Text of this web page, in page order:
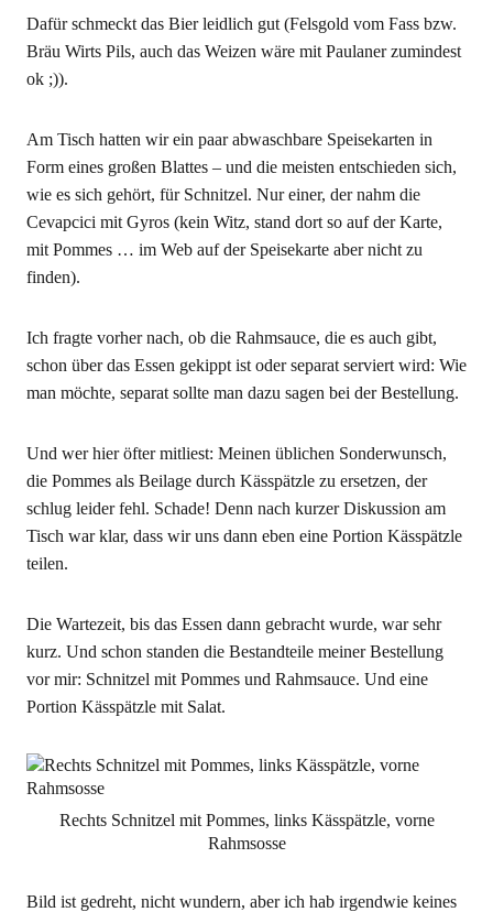
Dafür schmeckt das Bier leidlich gut (Felsgold vom Fass bzw.
Bräu Wirts Pils, auch das Weizen wäre mit Paulaner zumindest
ok ;)).
Am Tisch hatten wir ein paar abwaschbare Speisekarten in
Form eines großen Blattes – und die meisten entschieden sich,
wie es sich gehört, für Schnitzel. Nur einer, der nahm die
Cevapcici mit Gyros (kein Witz, stand dort so auf der Karte,
mit Pommes … im Web auf der Speisekarte aber nicht zu
finden).
Ich fragte vorher nach, ob die Rahmsauce, die es auch gibt,
schon über das Essen gekippt ist oder separat serviert wird: Wie
man möchte, separat sollte man dazu sagen bei der Bestellung.
Und wer hier öfter mitliest: Meinen üblichen Sonderwunsch,
die Pommes als Beilage durch Kässpätzle zu ersetzen, der
schlug leider fehl. Schade! Denn nach kurzer Diskussion am
Tisch war klar, dass wir uns dann eben eine Portion Kässpätzle
teilen.
Die Wartezeit, bis das Essen dann gebracht wurde, war sehr
kurz. Und schon standen die Bestandteile meiner Bestellung
vor mir: Schnitzel mit Pommes und Rahmsauce. Und eine
Portion Kässpätzle mit Salat.
Rechts Schnitzel mit Pommes, links Kässpätzle, vorne
Rahmsosse
Bild ist gedreht, nicht wundern, aber ich hab irgendwie keines